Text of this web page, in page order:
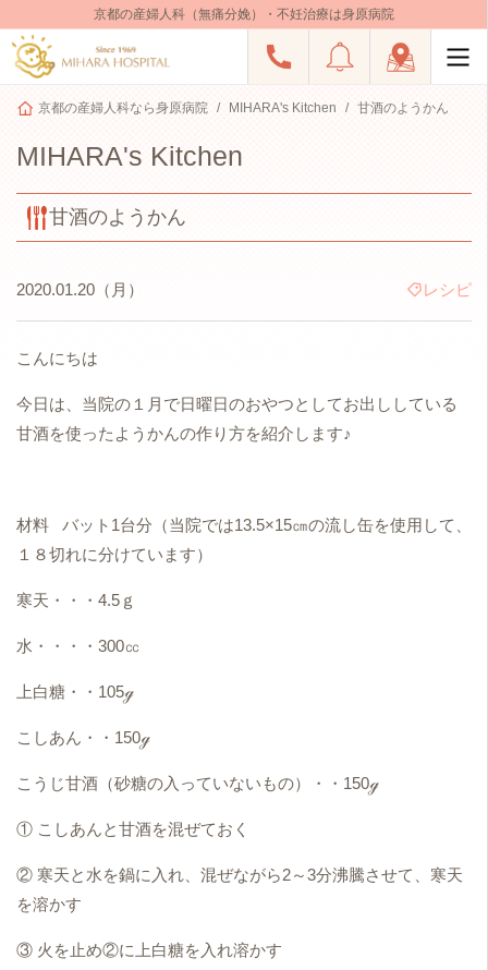
京都の産婦人科（無痛分娩）・不妊治療は身原病院
京都の産婦人科なら身原病院 MIHARA's Kitchen 甘酒のようかん
MIHARA's Kitchen
甘酒のようかん
2020.01.20（月） レシピ
こんにちは
今日は、当院の１月で日曜日のおやつとしてお出ししている
甘酒を使ったようかんの作り方を紹介します♪
材料 バット1台分（当院では13.5×15㎝の流し缶を使用して、
１８切れに分けています）
寒天・・・4.5ｇ
水・・・・300㏄
上白糖・・105ℊ
こしあん・・150ℊ
こうじ甘酒（砂糖の入っていないもの）・・150ℊ
① こしあんと甘酒を混ぜておく
② 寒天と水を鍋に入れ、混ぜながら2～3分沸騰させて、寒天
を溶かす
③ 火を止め②に上白糖を入れ溶かす